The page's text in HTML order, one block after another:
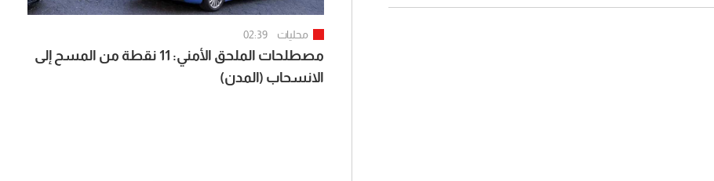
محليات 02:39
مصطلحات الملحق الأمني: 11 نقطة من المسح إلى
الانسحاب (المدن)